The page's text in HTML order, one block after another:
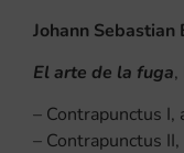
Johann Sebastian
El arte de la fuga
– Contrapunctus I,
– Contrapunctus II,